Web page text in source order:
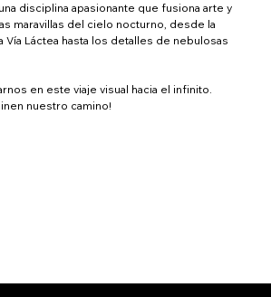
disciplina apasionante que fusiona arte y
maravillas del cielo nocturno, desde la
Vía Láctea hasta los detalles de nebulosas
en este viaje visual hacia el infinito.
nuestro camino!